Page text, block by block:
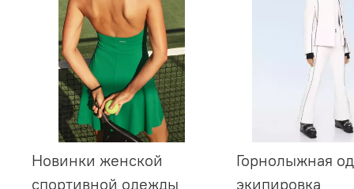
Новинки женской
спортивной одежды
Горнолыжная
экипировка